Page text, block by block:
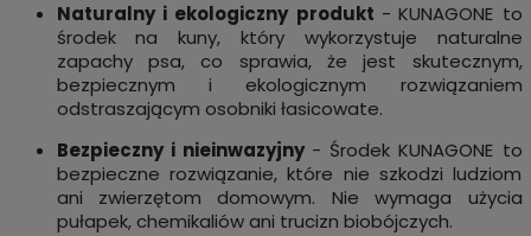
Naturalny i ekologiczny produkt - KUNAGONE to
środek na kuny, który wykorzystuje naturalne
zapachy psa, co sprawia, że jest skutecznym,
bezpiecznym i ekologicznym rozwiązaniem
odstraszającym osobniki łasicowate.
Bezpieczny i nieinwazyjny - Środek KUNAGONE to
bezpieczne rozwiązanie, które nie szkodzi ludziom
ani zwierzętom domowym. Nie wymaga użycia
pułapek, chemikaliów ani trucizn biobójczych.